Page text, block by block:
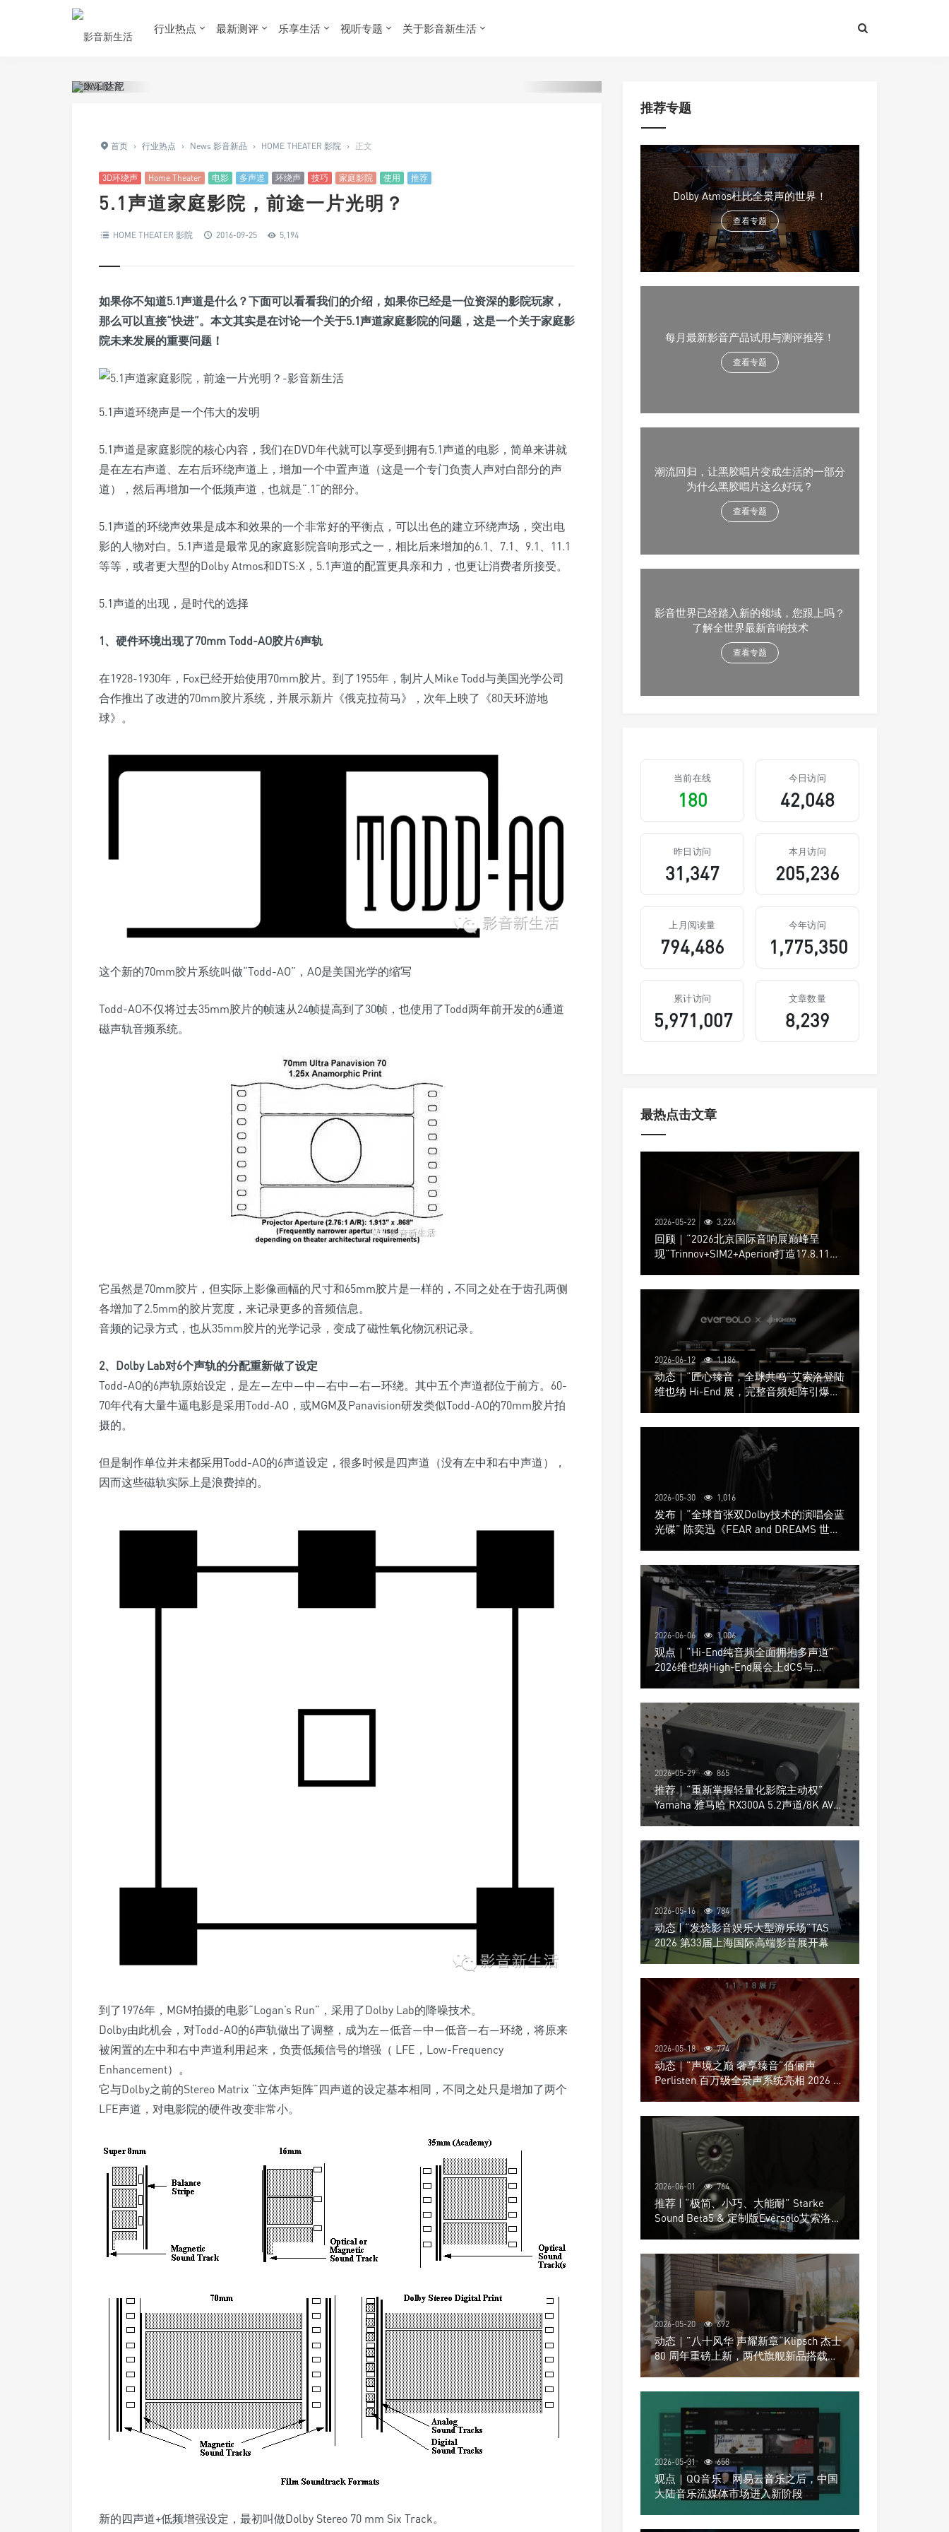
行业热点 最新测评 乐享生活 视听专题 关于影音新生活
首页 › 行业热点 › News 影音新品 › HOME THEATER 影院 › 正文
3D环绕声 Home Theater 电影 多声道 环绕声 技巧 家庭影院 使用 推荐
5.1声道家庭影院，前途一片光明？
HOME THEATER 影院 2016-09-25 5,194
如果你不知道5.1声道是什么？下面可以看看我们的介绍，如果你已经是一位资深的影院玩家，
那么可以直接“快进”。本文其实是在讨论一个关于5.1声道家庭影院的问题，这是一个关于家庭影
院未来发展的重要问题！
5.1声道环绕声是一个伟大的发明
5.1声道是家庭影院的核心内容，我们在DVD年代就可以享受到拥有5.1声道的电影，简单来讲就
是在左右声道、左右后环绕声道上，增加一个中置声道（这是一个专门负责人声对白部分的声
道），然后再增加一个低频声道，也就是“.1”的部分。
5.1声道的环绕声效果是成本和效果的一个非常好的平衡点，可以出色的建立环绕声场，突出电
影的人物对白。5.1声道是最常见的家庭影院音响形式之一，相比后来增加的6.1、7.1、9.1、11.1
等等，或者更大型的Dolby Atmos和DTS:X，5.1声道的配置更具亲和力，也更让消费者所接受。
5.1声道的出现，是时代的选择
1、硬件环境出现了70mm Todd-AO胶片6声轨
在1928-1930年，Fox已经开始使用70mm胶片。到了1955年，制片人Mike Todd与美国光学公司
合作推出了改进的70mm胶片系统，并展示新片《俄克拉荷马》，次年上映了《80天环游地
球》。
这个新的70mm胶片系统叫做“Todd-AO”，AO是美国光学的缩写
Todd-AO不仅将过去35mm胶片的帧速从24帧提高到了30帧，也使用了Todd两年前开发的6通道
磁声轨音频系统。
它虽然是70mm胶片，但实际上影像画幅的尺寸和65mm胶片是一样的，不同之处在于齿孔两侧
各增加了2.5mm的胶片宽度，来记录更多的音频信息。
音频的记录方式，也从35mm胶片的光学记录，变成了磁性氧化物沉积记录。
2、Dolby Lab对6个声轨的分配重新做了设定
Todd-AO的6声轨原始设定，是左—左中—中—右中—右—环绕。其中五个声道都位于前方。60-
70年代有大量牛逼电影是采用Todd-AO，或MGM及Panavision研发类似Todd-AO的70mm胶片拍
摄的。
但是制作单位并未都采用Todd-AO的6声道设定，很多时候是四声道（没有左中和右中声道），
因而这些磁轨实际上是浪费掉的。
到了1976年，MGM拍摄的电影“Logan’s Run”，采用了Dolby Lab的降噪技术。
Dolby由此机会，对Todd-AO的6声轨做出了调整，成为左—低音—中—低音—右—环绕，将原来
被闲置的左中和右中声道利用起来，负责低频信号的增强（ LFE，Low-Frequency
Enhancement）。
它与Dolby之前的Stereo Matrix “立体声矩阵”四声道的设定基本相同，不同之处只是增加了两个
LFE声道，对电影院的硬件改变非常小。
新的四声道+低频增强设定，最初叫做Dolby Stereo 70 mm Six Track。
推荐专题
Dolby Atmos杜比全景声的世界！
查看专题
每月最新影音产品试用与测评推荐！
查看专题
潮流回归，让黑胶唱片变成生活的一部分
为什么黑胶唱片这么好玩？
查看专题
影音世界已经踏入新的领域，您跟上吗？
了解全世界最新音响技术
查看专题
当前在线
180
今日访问
42,048
昨日访问
31,347
本月访问
205,236
上月阅读量
794,486
今年访问
1,775,350
累计访问
5,971,007
文章数量
8,239
最热点击文章
2026-05-22 3,224
回顾｜“2026北京国际音响展巅峰呈
现”Trinnov+SIM2+Aperion打造17.8.11声
2026-06-12 1,186
动态｜“匠心臻音，全球共鸣”艾索洛登陆
维也纳 Hi-End 展，完整音频矩阵引爆关
2026-05-30 1,016
发布｜“全球首张双Dolby技术的演唱会蓝
光碟” 陈奕迅《FEAR and DREAMS 世界
2026-06-06 1,006
观点｜“Hi-End纯音频全面拥抱多声道”
2026维也纳High-End展会上dCS与
Trinnov Audio搭建多声道演示系统
2026-05-29 865
推荐｜“重新掌握轻量化影院主动权”
Yamaha 雅马哈 RX300A 5.2声道/8K AV放
大器
2026-05-16 784
动态 | “发烧影音娱乐大型游乐场”TAS
2026 第33届上海国际高端影音展开幕
2026-05-18 774
动态｜”声境之巅 奢享臻音”佰俪声
Perlisten 百万级全景声系统亮相 2026 北
京国际音响展
2026-06-01 764
推荐 | “极简、小巧、大能耐” Starke
Sound Beta5 & 定制版Eversolo艾索洛
Play音响组合
2026-05-20 692
动态｜”八十风华 声耀新章“Klipsch 杰士
80 周年重磅上新，两代旗舰新品搭载硬
核配置音质再升级
2026-05-31 658
观点｜QQ音乐、网易云音乐之后，中国
大陆音乐流媒体市场进入新阶段